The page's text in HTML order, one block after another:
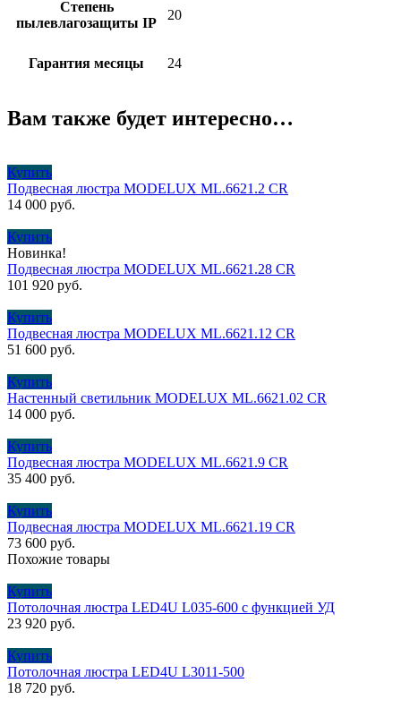
Степень
пылевлагозащиты IP
20
Гарантия месяцы 24
Вам также будет интересно…
Купить
Подвесная люстра MODELUX ML.6621.2 CR
14 000 руб.
Купить
Новинка!
Подвесная люстра MODELUX ML.6621.28 CR
101 920 руб.
Купить
Подвесная люстра MODELUX ML.6621.12 CR
51 600 руб.
Купить
Настенный светильник MODELUX ML.6621.02 CR
14 000 руб.
Купить
Подвесная люстра MODELUX ML.6621.9 CR
35 400 руб.
Купить
Подвесная люстра MODELUX ML.6621.19 CR
73 600 руб.
Похожие товары
Купить
Потолочная люстра LED4U L035-600 с функцией УД
23 920 руб.
Купить
Потолочная люстра LED4U L3011-500
18 720 руб.